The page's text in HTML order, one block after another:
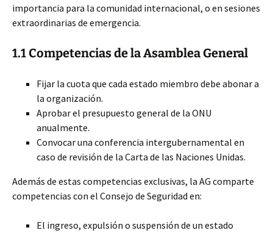
importancia para la comunidad internacional, o en sesiones
extraordinarias de emergencia.
1.1 Competencias de la Asamblea General
Fijar la cuota que cada estado miembro debe abonar a
la organización.
Aprobar el presupuesto general de la ONU
anualmente.
Convocar una conferencia intergubernamental en
caso de revisión de la Carta de las Naciones Unidas.
Además de estas competencias exclusivas, la AG comparte
competencias con el Consejo de Seguridad en:
El ingreso, expulsión o suspensión de un estado